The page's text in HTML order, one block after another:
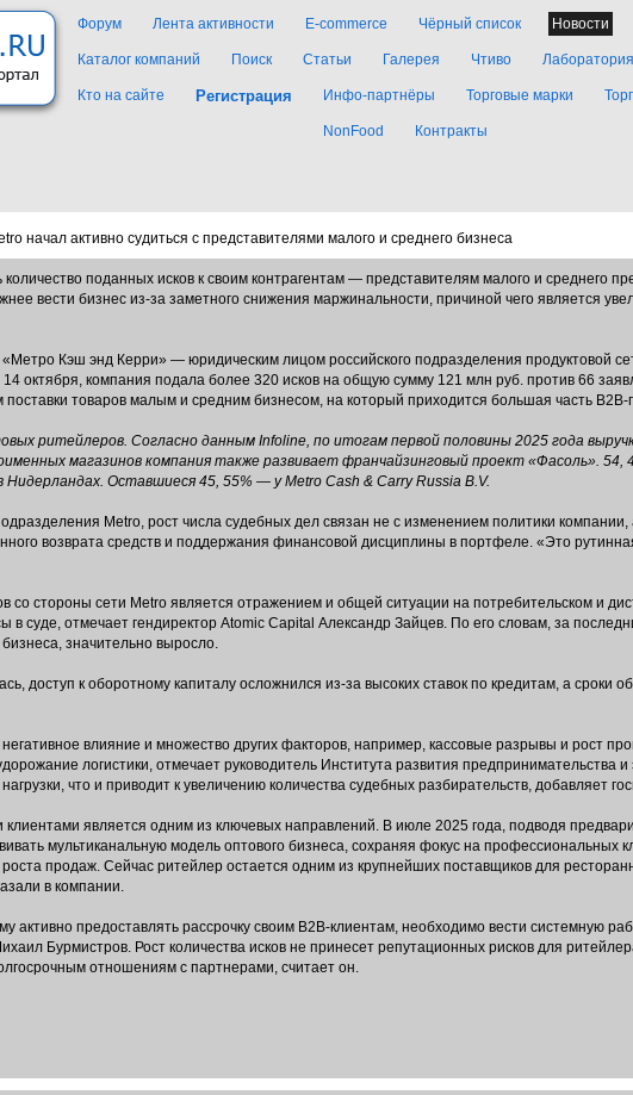
Форум Лента активности E-commerce Чёрный список Новости
Каталог компаний Поиск Статьи Галерея Чтиво Лаборатория
Кто на сайте Регистрация Инфо-партнёры Торговые марки
NonFood Контракты
начал активно судиться с представителями малого и среднего бизнеса
количество поданных исков к своим контрагентам — представителям малого и среднего
вести бизнес из-за заметного снижения маржинальности, причиной чего является
Кэш энд Керри» — юридическим лицом российского подразделения продуктовой
октября, компания подала более 320 исков на общую сумму 121 млн руб. против 66
поставки товаров малым и средним бизнесом, на который приходится большая часть
ритейлеров. Согласно данным Infoline, по итогам первой половины 2025 года
магазинов компания также развивает франчайзинговый проект «Фасоль».
Оставшиеся 45, 55% — у Metro Cash & Carry Russia B.V.
Metro, рост числа судебных дел связан не с изменением политики
возврата средств и поддержания финансовой дисциплины в портфеле. «Это
со стороны сети Metro является отражением и общей ситуации на потребительском и
суде, отмечает гендиректор Atomic Capital Александр Зайцев. По его словам, за
значительно выросло.
доступ к оборотному капиталу осложнился из-за высоких ставок по кредитам, а сроки
влияние и множество других факторов, например, кассовые разрывы и рост
логистики, отмечает руководитель Института развития предпринимательства
что и приводит к увеличению количества судебных разбирательств, добавляет
является одним из ключевых направлений. В июле 2025 года, подводя
мультиканальную модель оптового бизнеса, сохраняя фокус на профессиональных
продаж. Cейчас ритейлер остается одним из крупнейших поставщиков для
в компании.
активно предоставлять рассрочку своим B2B-клиентам, необходимо вести системную
Бурмистров. Рост количества исков не принесет репутационных рисков для
отношениям с партнерами, считает он.